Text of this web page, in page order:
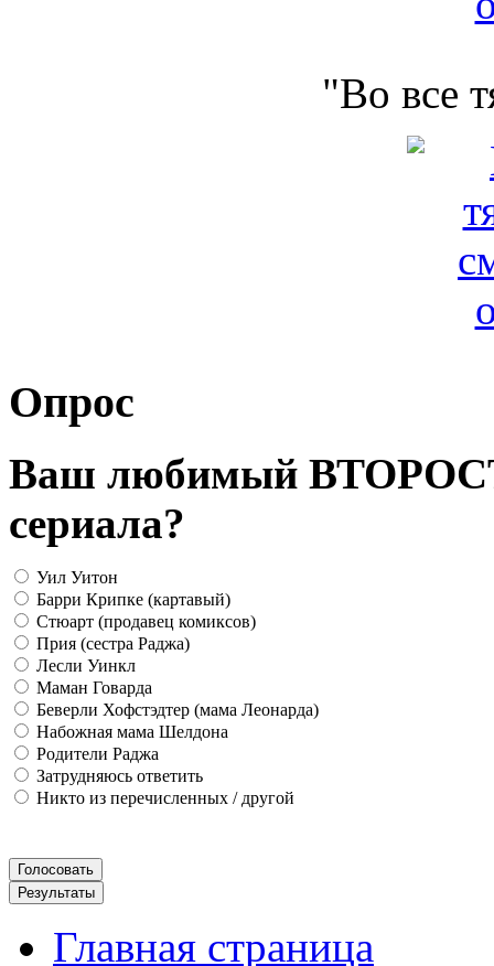
"Во все
Опрос
Ваш любимый
сериала?
Уил Уитон
Барри Крипке (картавый)
Стюарт (продавец комиксов)
Прия (сестра Раджа)
Лесли Уинкл
Маман Говарда
Беверли Хофстэдтер (мама Леонарда)
Набожная мама Шелдона
Родители Раджа
Затрудняюсь ответить
Никто из перечисленных / другой
Главная страница